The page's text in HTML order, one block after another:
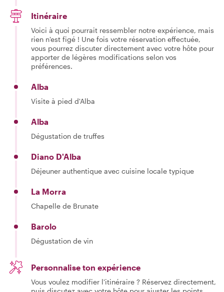
Itinéraire
Voici à quoi pourrait ressembler notre expérience, mais
rien n'est figé ! Une fois votre réservation effectuée,
vous pourrez discuter directement avec votre hôte pour
apporter de légères modifications selon vos
préférences.
Alba
Visite à pied d'Alba
Alba
Dégustation de truffes
Diano D'Alba
Déjeuner authentique avec cuisine locale typique
La Morra
Chapelle de Brunate
Barolo
Dégustation de vin
Personnalise ton expérience
Vous voulez modifier l'itinéraire ? Réservez directement,